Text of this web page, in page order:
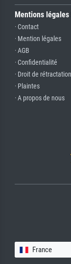
Mentions
· Contact
· Mention légales
· AGB
· Confidentialité
· Droit de rétractation
· Plaintes
· A propos de nous
France